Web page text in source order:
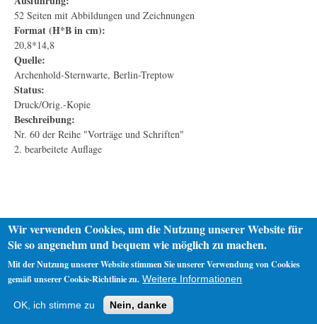
52 Seiten mit Abbildungen und Zeichnungen
Format (H*B in cm):
20,8*14,8
Quelle:
Archenhold-Sternwarte, Berlin-Treptow
Status:
Druck/Orig.-Kopie
Beschreibung:
Nr. 60 der Reihe "Vorträge und Schriften"
2. bearbeitete Auflage
Impressum
Wir verwenden Cookies, um die Nutzung unserer Website für
Sie so angenehm und bequem wie möglich zu machen.
Mit der Nutzung unserer Website stimmen Sie unserer Verwendung von Cookies
gemäß unserer Cookie-Richtlinie zu. Weitere Informationen
OK, ich stimme zu Nein, danke